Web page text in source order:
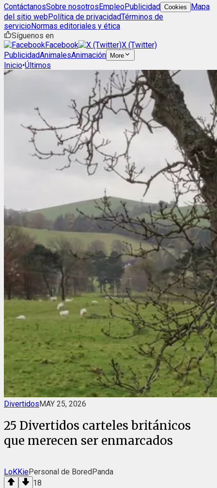
ContáctanosSobre nosotrosEmpleoPublicidad Cookies
Mapa
del sitio webPolítica de privacidadTérminos de
servicioNormas editoriales y ética
Síguenos en
Facebook
X (Twitter)
PublicidadAnimalesAnimación More
Inicio•Últimos
DivertidosMAY 25, 2026
25 Divertidos carteles británicos
que merecen ser enmarcados
LoKKiePersonal de BoredPanda
18